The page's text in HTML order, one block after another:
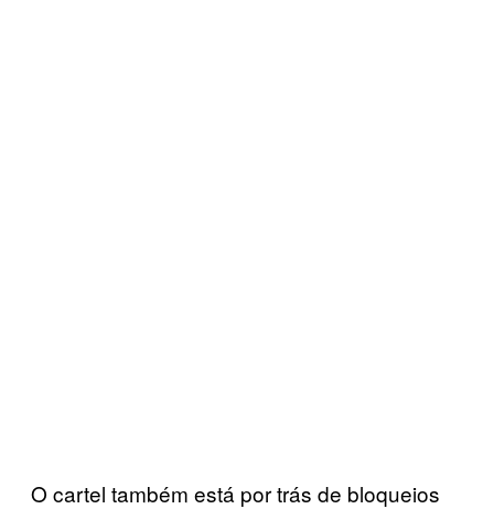
O cartel também está por trás de bloqueios